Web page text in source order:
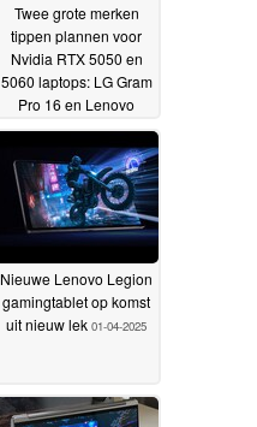
Twee grote merken
tippen plannen voor
Nvidia RTX 5050 en
5060 laptops: LG Gram
Pro 16 en Lenovo
IdeaPad Pro 5i voegen
zich bij Razer Blade in
GPU-ruimte op
instapniveau08-04-2025
Nieuwe Lenovo Legion
gamingtablet op komst
uit nieuw lek 01-04-2025